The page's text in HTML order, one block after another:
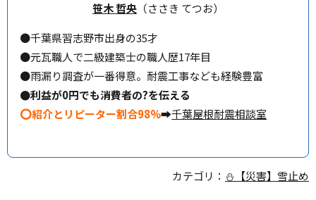
笹木 哲央 （ささき てつお）
●千葉県習志野市出身の35才
●元瓦職人で二級建築士の職人歴17年目
●雨漏り調査が一番得意。耐震工事なども経験豊富
●利益が0円でも消費者の?を伝える
⭕紹介とリピーター割合98%➡千葉屋根耐震相談室
カテゴリ： ⛄【災害】雪止め